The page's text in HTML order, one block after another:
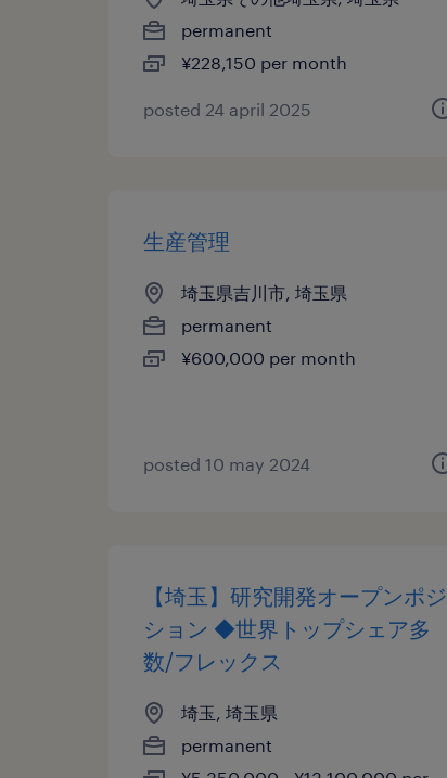
permanent
¥228,150 per month
posted 24 april 2025
生産管理
埼玉県吉川市, 埼玉県
permanent
¥600,000 per month
posted 10 may 2024
【埼玉】研究開発オープンポジ
ション ◆世界トップシェア多
数/フレックス
埼玉, 埼玉県
permanent